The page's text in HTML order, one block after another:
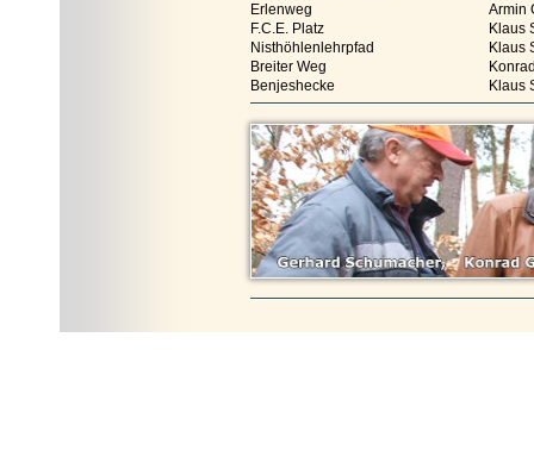
Erlenweg
F.C.E. Platz
Nisthöhlenlehrpfad
Breiter Weg
Benjeshecke
Armin
Klaus
Klaus
Klaus